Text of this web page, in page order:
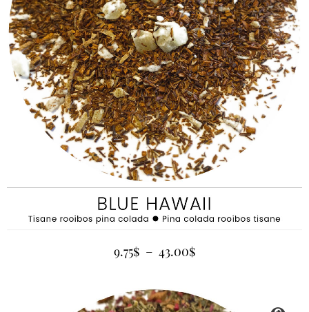
9.75$ – 43.00$